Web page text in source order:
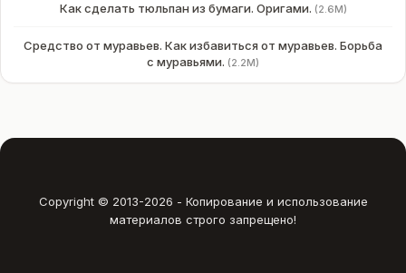
Как сделать тюльпан из бумаги. Оригами. (2.6M)
Средство от муравьев. Как избавиться от муравьев. Борьба
с муравьями. (2.2M)
Copyright © 2013-2026 - Копирование и использование
материалов строго запрещено!